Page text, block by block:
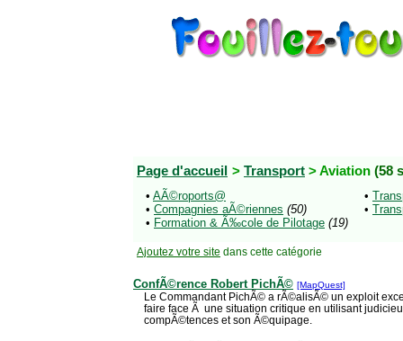
Page d'accueil > Transport > Aviation (58
• AÃ©roports@
• Compagnies aÃ©riennes (50)
• Formation & Ã‰cole de Pilotage (19)
•
•
Ajoutez votre site dans cette catégorie
ConfÃ©rence Robert PichÃ© [MapQuest]
Le Commandant PichÃ© a rÃ©alisÃ© un exploit
faire face Ã une situation critique en utilisant
compÃ©tences et son Ã©quipage.